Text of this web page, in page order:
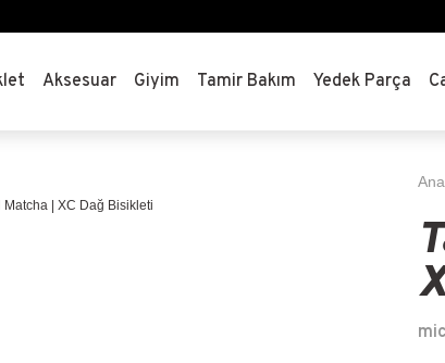
Aksesuar Giyim Tamir Bakım Yedek Parça